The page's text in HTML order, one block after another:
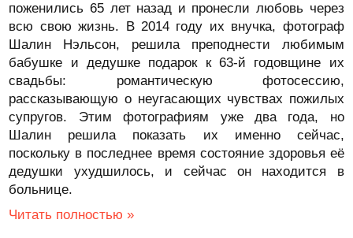
поженились 65 лет назад и пронесли любовь через
всю свою жизнь. В 2014 году их внучка, фотограф
Шалин Нэльсон, решила преподнести любимым
бабушке и дедушке подарок к 63-й годовщине их
свадьбы: романтическую фотосессию,
рассказывающую о неугасающих чувствах пожилых
супругов. Этим фотографиям уже два года, но
Шалин решила показать их именно сейчас,
поскольку в последнее время состояние здоровья её
дедушки ухудшилось, и сейчас он находится в
больнице.
Читать полностью »